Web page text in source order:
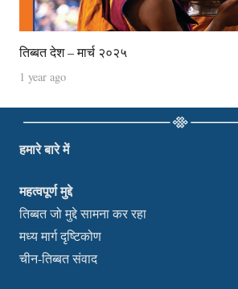
तिब्बत देश – मार्च २०२५
1 year ago
हमारे बारे में
महत्वपूर्ण मुद्दे
तिब्बत जो मुद्दे सामना कर रहा
मध्य मार्ग दृष्टिकोण
चीन-तिब्बत संवाद